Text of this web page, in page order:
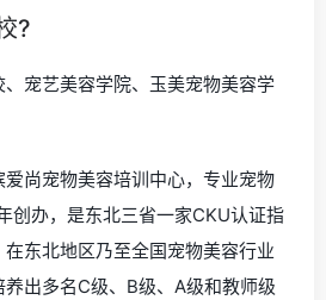
?
宠艺美容学院、玉美宠物美容学
尚宠物美容培训中心，专业宠物
创办，是东北三省一家CKU认证指
东北地区乃至全国宠物美容行业
出多名C级、B级、A级和教师级